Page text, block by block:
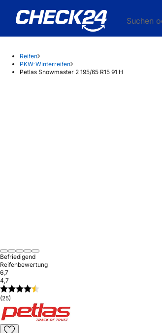
Suchen
Reifen
PKW-Winterreifen
Petlas Snowmaster 2 195/65 R15 91 H
Befriedigend
Reifenbewertung
6,7
4,7
(25)